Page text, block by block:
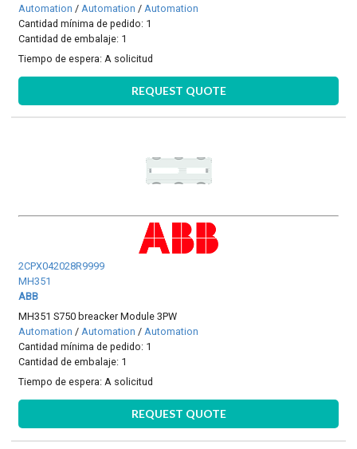
Automation / Automation / Automation
Cantidad mínima de pedido: 1
Cantidad de embalaje: 1
Tiempo de espera:A solicitud
REQUEST QUOTE
2CPX042028R9999
MH351
ABB
MH351 S750 breacker Module 3PW
Automation /Automation /Automation
Cantidad mínima de pedido: 1
Cantidad de embalaje: 1
Tiempo de espera:A solicitud
REQUEST QUOTE